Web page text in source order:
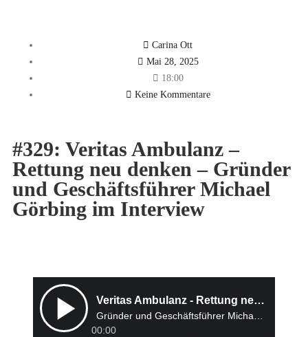
Carina Ott
Mai 28, 2025
18:00
Keine Kommentare
#329: Veritas Ambulanz –
Rettung neu denken – Gründer
und Geschäftsführer Michael
Görbing im Interview